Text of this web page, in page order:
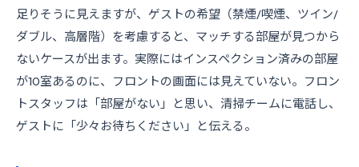
足りそうに見えますが、ゲストの希望（禁煙/喫煙、ツイン/
ダブル、高層階）を考慮すると、マッチする部屋が見つから
ないケースが出ます。実際にはインスペクション済みの部屋
が10室あるのに、フロントの画面には見えていない。フロン
トスタッフは「部屋がない」と思い、清掃チームに電話し、
ゲストに「少々お待ちください」と伝える。